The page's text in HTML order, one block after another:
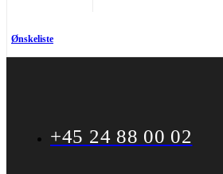
Ønskeliste
+45 24 88 00 02